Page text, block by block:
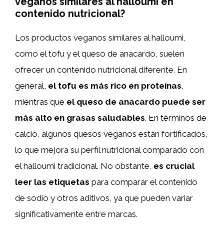
contenido nutricional?
Los productos veganos similares al halloumi,
como el tofu y el queso de anacardo, suelen
ofrecer un contenido nutricional diferente. En
general, el tofu es más rico en proteínas,
mientras que el queso de anacardo puede ser
más alto en grasas saludables. En términos de
calcio, algunos quesos veganos están fortificados,
lo que mejora su perfil nutricional comparado con
el halloumi tradicional. No obstante, es crucial
leer las etiquetas para comparar el contenido
de sodio y otros aditivos, ya que pueden variar
significativamente entre marcas.